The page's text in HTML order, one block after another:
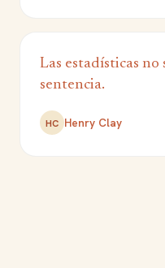
Las estadísticas
sentencia.
HC Henry Clay